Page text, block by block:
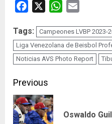
Facebook WhatsApp
Tags:
Campeones LVBP 2023-
Liga Venezolana de Beisbol
Noticias AVS Photo Report
Continue
Reading
Previous
Oswaldo